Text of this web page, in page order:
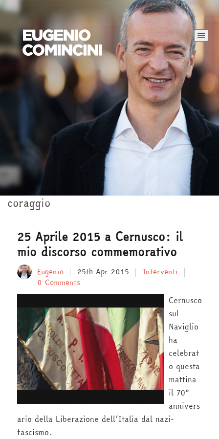
coraggio
25 Aprile 2015 a Cernusco: il
mio discorso commemorativo
Eugenio 25th Apr 2015
Interventi
0 Comments
Cernusco
sul
Naviglio
ha
celebrat
o questa
mattina
il 70°
annivers
ario della Liberazione dell’Italia dal nazi-
fascismo.